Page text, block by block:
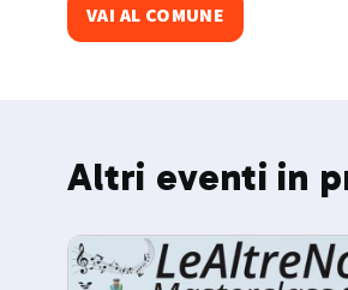
VAI AL COMUNE
Altri eventi in